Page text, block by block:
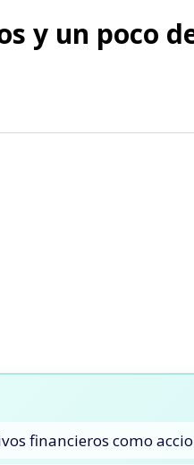
y un poco
financieros como